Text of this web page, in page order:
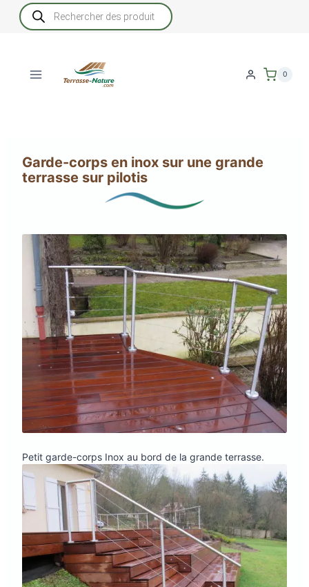
Recherche
de
produits
0
Garde-corps en inox sur une grande
terrasse sur pilotis
Petit garde-corps Inox au bord de la grande terrasse.